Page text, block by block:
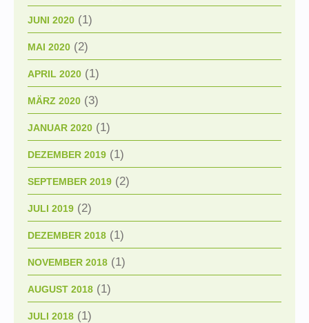
JUNI 2020 (1)
MAI 2020 (2)
APRIL 2020 (1)
MÄRZ 2020 (3)
JANUAR 2020 (1)
DEZEMBER 2019 (1)
SEPTEMBER 2019 (2)
JULI 2019 (2)
DEZEMBER 2018 (1)
NOVEMBER 2018 (1)
AUGUST 2018 (1)
JULI 2018 (1)